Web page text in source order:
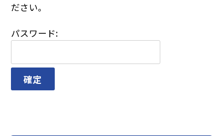
ださい。
パスワード: